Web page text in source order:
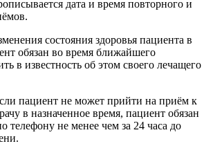
дата и время повторного и
состояния здоровья пациента в
обязан во время ближайшего
в известность об этом своего лечащего
пациент не может прийти на приём к
в назначенное время, пациент обязан
телефону не менее чем за 24 часа до